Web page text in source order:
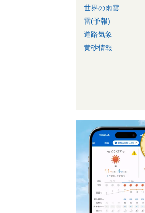
世界の雨雲
雷(予報)
道路気象
黄砂情報